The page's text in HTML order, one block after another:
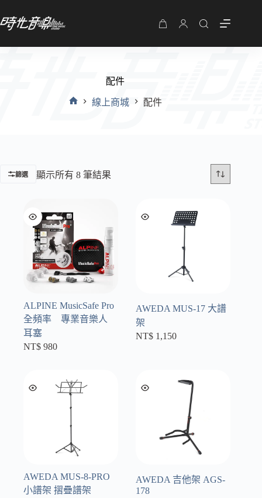
購
物
配件
線上商城 配件
篩選 顯示所有 8 筆結果
ALPINE MusicSafe Pro
全頻率 專業音樂人
耳塞
NT$ 980
AWEDA MUS-17 大譜
架
NT$ 1,150
AWEDA MUS-8-PRO
小譜架 摺疊譜架
AWEDA 吉他架 AGS-
178